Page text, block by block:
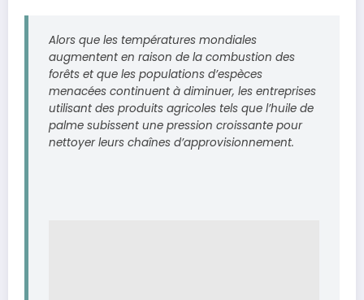
Alors que les températures mondiales
augmentent en raison de la combustion des
forêts et que les populations d’espèces
menacées continuent à diminuer, les entreprises
utilisant des produits agricoles tels que l’huile de
palme subissent une pression croissante pour
nettoyer leurs chaînes d’approvisionnement.